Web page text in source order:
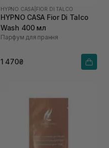
HYPNO CASA FIOR DI TALCO
HYPNO CASA Fior Di Talco
Wash 400 мл
Парфум для прання
1 470₴